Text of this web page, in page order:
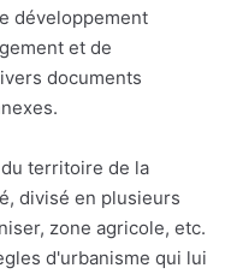
développement
et de
documents
territoire de la
divisé en plusieurs
zone agricole, etc.
d'urbanisme qui lui